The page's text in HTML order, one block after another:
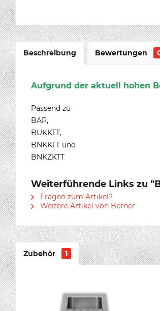
Beschreibung Bewertungen
Aufgrund der aktuell hohen
Passend zu
BAP,
BUKKTT,
BNKKTT und
BNKZKTT
Weiterführende Links zu
Fragen zum Artikel?
Weitere Artikel von Berner
Zubehör 1